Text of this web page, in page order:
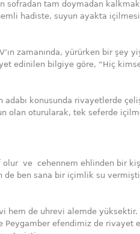
sofradan tam doymadan
hadiste, suyun ayakta
zamanında, yürürken bir şey
edinilen bilgiye göre, “Hiç
adabı konusunda rivayetlerde
olan oturularak, tek seferde
olur ve cehennem ehlinden bir
de ben sana bir içimlik su
hem de uhrevi alemde
efendimiz de rivayet